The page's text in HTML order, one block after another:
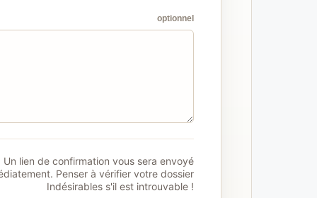
optionnel
Un lien de confirmation vous sera envoyé
Penser à vérifier votre dossier
Indésirables s'il est introuvable !